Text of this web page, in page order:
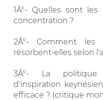
1Â°- Quelles sont
concentration ?
2Â°- Comment les
résorbent-elles selon
3Â°- La politique
d'inspiration
efficace ? (critique